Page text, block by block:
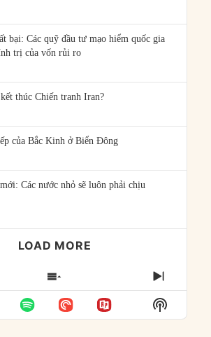
bại: Các quỹ đầu tư mạo hiểm quốc gia
trị của vốn rủi ro
thúc Chiến tranh Iran?
của Bắc Kinh ở Biển Đông
Các nước nhỏ sẽ luôn phải chịu
LOAD MORE
SHOW
EPISODES
LIST
NEXT
Show
Podcast